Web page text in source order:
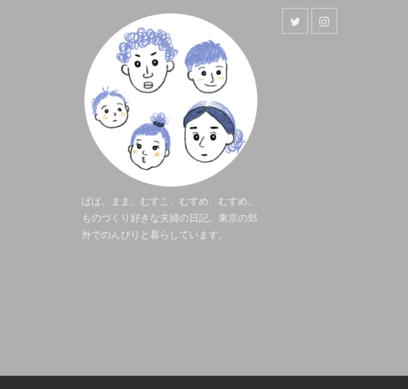
ぱぱ、まま、むすこ、むすめ、むすめ。
ものづくり好きな夫婦の日記。東京の郊
外でのんびりと暮らしています。